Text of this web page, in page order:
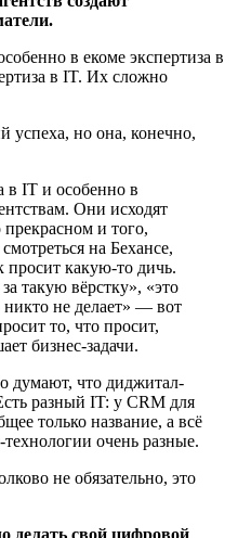
в екоме экспертиза в
в IT. Их сложно
успеха, но она, конечно,
в IT и особенно в
Они исходят
прекрасном и того,
на Бехансе,
просит какую-то дичь.
такую вёрстку», «это
не делает» — вот
то, что просит,
бизнес-задачи.
думают, что диджитал-
разный IT: у CRM для
только название, а всё
очень разные.
не обязательно, это